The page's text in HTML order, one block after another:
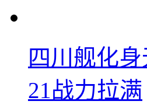
四川舰化
21战力拉满